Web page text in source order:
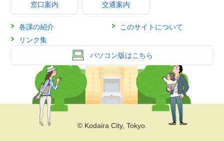
窓口案内 交通案内
各課の紹介
このサイトについて
リンク集
パソコン版はこちら
© Kodaira City, Tokyo.